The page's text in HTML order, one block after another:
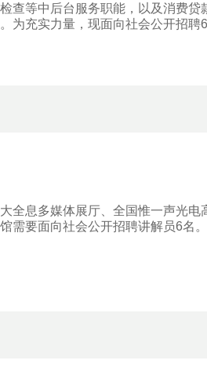
查等中后台服务职能，以及消费贷
充实力量，现面向社会公开招聘
全息多媒体展厅、全国惟一声光电
需要面向社会公开招聘讲解员6名。